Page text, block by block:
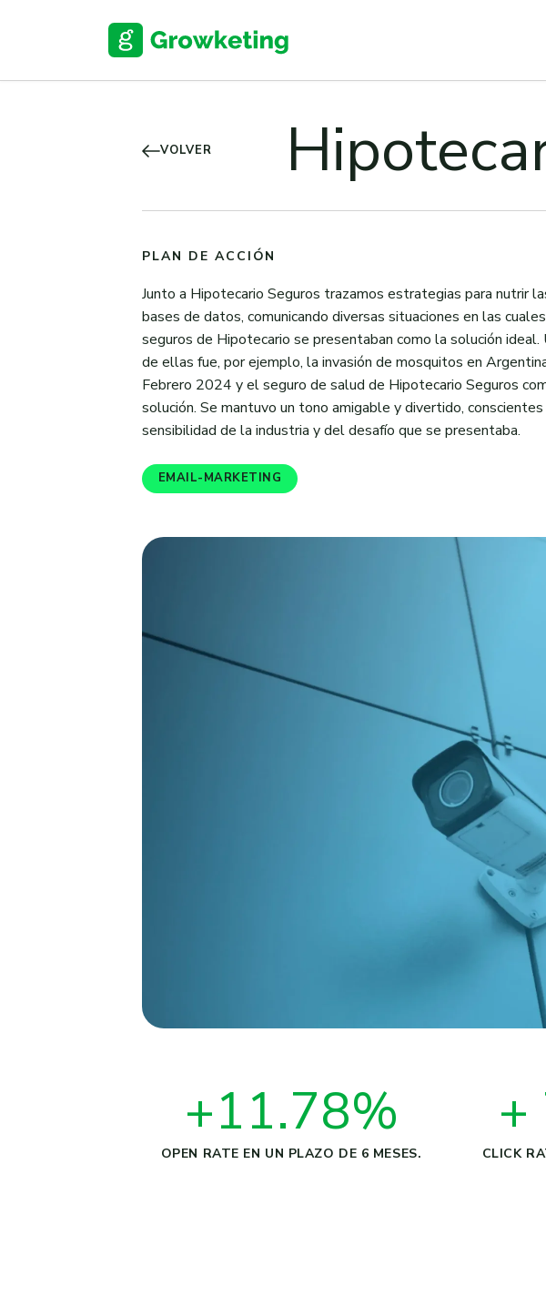
VOLVER
PLAN DE ACCIÓN
Junto a Hipotecario Seguros trazamos estrategias para nutrir
bases de datos, comunicando diversas situaciones en las
seguros de Hipotecario se presentaban como la solución ideal.
de ellas fue, por ejemplo, la invasión de mosquitos en
Febrero 2024 y el seguro de salud de Hipotecario Seguros
solución. Se mantuvo un tono amigable y divertido,
sensibilidad de la industria y del desafío que se presentaba.
EMAIL-MARKETING
+11.78%
OPEN RATE EN UN PLAZO DE 6 MESES.
+
CLICK